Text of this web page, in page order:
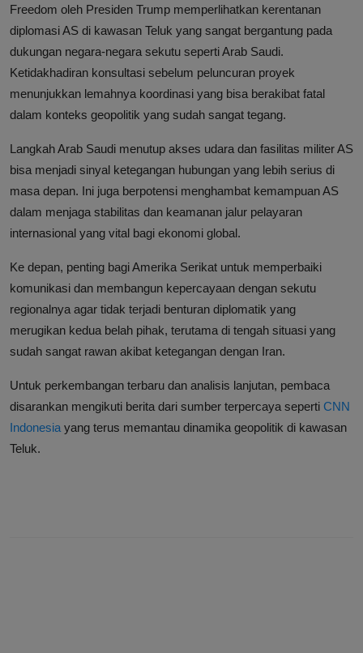
Freedom oleh Presiden Trump memperlihatkan kerentanan
diplomasi AS di kawasan Teluk yang sangat bergantung pada
dukungan negara-negara sekutu seperti Arab Saudi.
Ketidakhadiran konsultasi sebelum peluncuran proyek
menunjukkan lemahnya koordinasi yang bisa berakibat fatal
dalam konteks geopolitik yang sudah sangat tegang.
Langkah Arab Saudi menutup akses udara dan fasilitas militer AS
bisa menjadi sinyal ketegangan hubungan yang lebih serius di
masa depan. Ini juga berpotensi menghambat kemampuan AS
dalam menjaga stabilitas dan keamanan jalur pelayaran
internasional yang vital bagi ekonomi global.
Ke depan, penting bagi Amerika Serikat untuk memperbaiki
komunikasi dan membangun kepercayaan dengan sekutu
regionalnya agar tidak terjadi benturan diplomatik yang
merugikan kedua belah pihak, terutama di tengah situasi yang
sudah sangat rawan akibat ketegangan dengan Iran.
Untuk perkembangan terbaru dan analisis lanjutan, pembaca
disarankan mengikuti berita dari sumber terpercaya seperti CNN
Indonesia yang terus memantau dinamika geopolitik di kawasan
Teluk.